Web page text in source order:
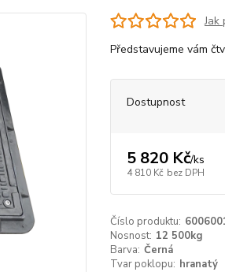
Jak
Představujeme vám
Dostupnost
5 820 Kč/ks
4 810 Kč bez DPH
Číslo produktu:
Nosnost: 12 500kg
Barva: Černá
Tvar poklopu: hranatý